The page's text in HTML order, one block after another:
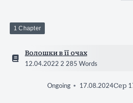
1 Chapter
Волошки в її очах
12.04.2022 2 285 Words
Ongoing 17.08.2024Сер